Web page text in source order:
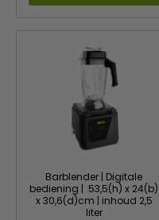
Barblender | Digitale
bediening | 53,5(h) x 24(b)
x 30,6(d)cm | inhoud 2,5
liter